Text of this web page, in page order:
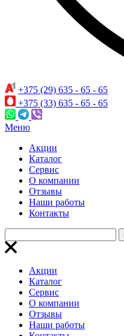
+375 (29) 635 - 65 - 65
+375 (33) 635 - 65 - 65
Меню
Акции
Каталог
Сервис
О компании
Отзывы
Наши работы
Контакты
Акции
Каталог
Сервис
О компании
Отзывы
Наши работы